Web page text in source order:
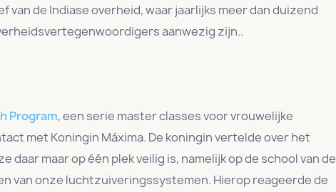
van de Indiase overheid, waar jaarlijks meer dan duizend
aanwezig zijn..
Program, een serie master classes voor vrouwelijke
met Koningin Máxima. De koningin vertelde over het
maar op één plek veilig is, namelijk op de school van de
van onze luchtzuiveringssystemen. Hierop reageerde de